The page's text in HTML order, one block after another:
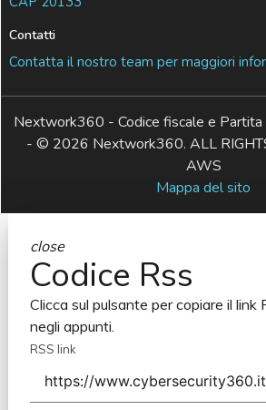
Contatti
Contatta il nostro team per maggiori
Nextwork360 - Codice fiscale e
- © 2026 Nextwork360. ALL
AWS
Mappa del sito
close
Codice Rss
Clicca sul pulsante per copiare il link
negli appunti.
RSS link